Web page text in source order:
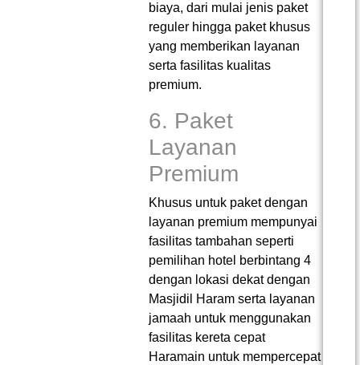
biaya, dari mulai jenis paket
reguler hingga paket khusus
yang memberikan layanan
serta fasilitas kualitas
premium.
6. Paket
Layanan
Premium
Khusus untuk paket dengan
layanan premium mempunyai
fasilitas tambahan seperti
pemilihan hotel berbintang 4
dengan lokasi dekat dengan
Masjidil Haram serta layanan
jamaah untuk menggunakan
fasilitas kereta cepat
Haramain untuk mempercepat